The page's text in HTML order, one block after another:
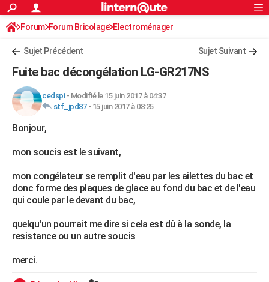
ACTUALITÉS
Politique
Société
Faits Divers
Education
Monde
Villes
+
FINANCE
Retraite
Impôts
Epargne
Immobilier
Risques naturels par ville
Banque
Assurance
Crédit
AUTO
Essais
Réserver un essai
Citadines
Berlines
SUV
Forum auto
+HIGH-TECH
Mobiles
Meilleur smartphone
Internet
Ordinateurs
Jeux vidéo
Guide high-tech
+
Forum
Aménagement intérieur
Extérieur
Cuisine
Salle de bains
Jardinage
Rangement
WEEK-END
Guides de France
Escapades
Patrimoine
Expositions
Musées
Week-end nature
Art de vivre
Bien-être
Loisirs
ModeModes de vie
SANTE
Alimentation
Guide de la santé
Maladies
Médicaments
Sommeil
VOYAGE
S'inscrire
Connexion
Forum Forum Bricolage Electroménager
Sujet Précédent Sujet Suivant
Fuite bac décongélation LG-GR217NS
cedspi- Modifié le 15 juin 2017 à 04:37
stf_jpd87- 15 juin 2017 à 08:25
Bonjour,
mon soucis est le suivant,
mon congélateur se remplit d'eau par les ailettes du bac et
donc forme des plaques de glace au fond du bac et de l'eau
qui coule par le devant du bac,
quelqu'un pourrait me dire si cela est dû à la sonde, la
resistance ou un autre soucis
merci.